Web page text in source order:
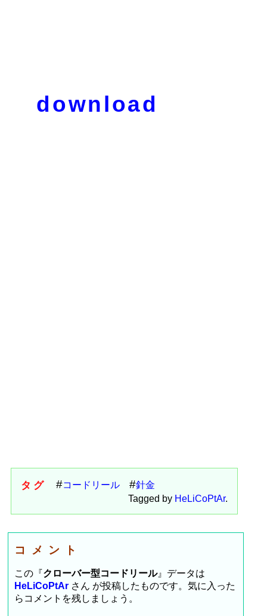
download
タグ コードリール
針金
Tagged by HeLiCoPtAr.
コメント
この『クローバー型コードリール』データは
HeLiCoPtAr さん が投稿したものです。気に入った
らコメントを残しましょう。